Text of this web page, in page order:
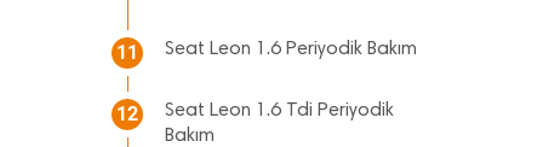
11 Seat Leon 1.6 Periyodik Bakım
12
Seat Leon 1.6 Tdi Periyodik
Bakım